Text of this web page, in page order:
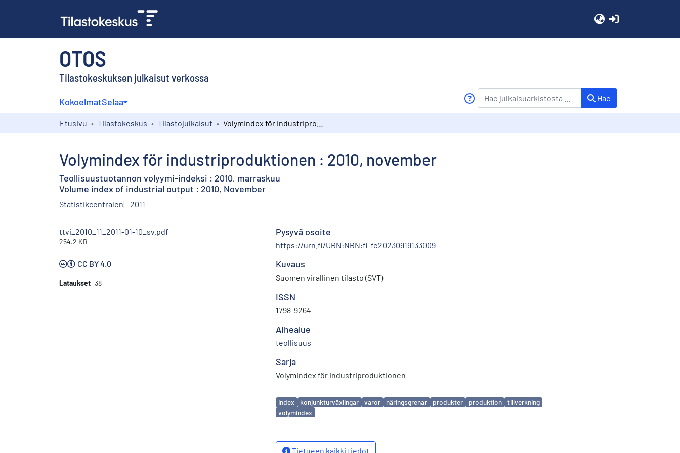
OTOS
Tilastokeskuksen julkaisut verkossa
KokoelmatSelaa Hae
Etusivu Tilastokeskus Tilastojulkaisut
Volymindex för industriproduktionen : 2010, november
Teollisuustuotannon volyymi-indeksi : 2010, marraskuu
Volume index of industrial output : 2010, November
Statistikcentralen 2011
ttvi_2010_11_2011-01-10_sv.pdf
254.2 KB
CC BY 4.0
Lataukset 38
Pysyvä osoite
https://urn.fi/URN:NBN:fi-fe20230919133009
Kuvaus
Suomen virallinen tilasto (SVT)
ISSN
1798-9264
Aihealue
teollisuus
Sarja
Volymindex för industriproduktionen
Avainsanat
index konjunkturväxlingar varor näringsgrenar produkter produktion
tillverkning
volymindex
Tietueen kaikki tiedot